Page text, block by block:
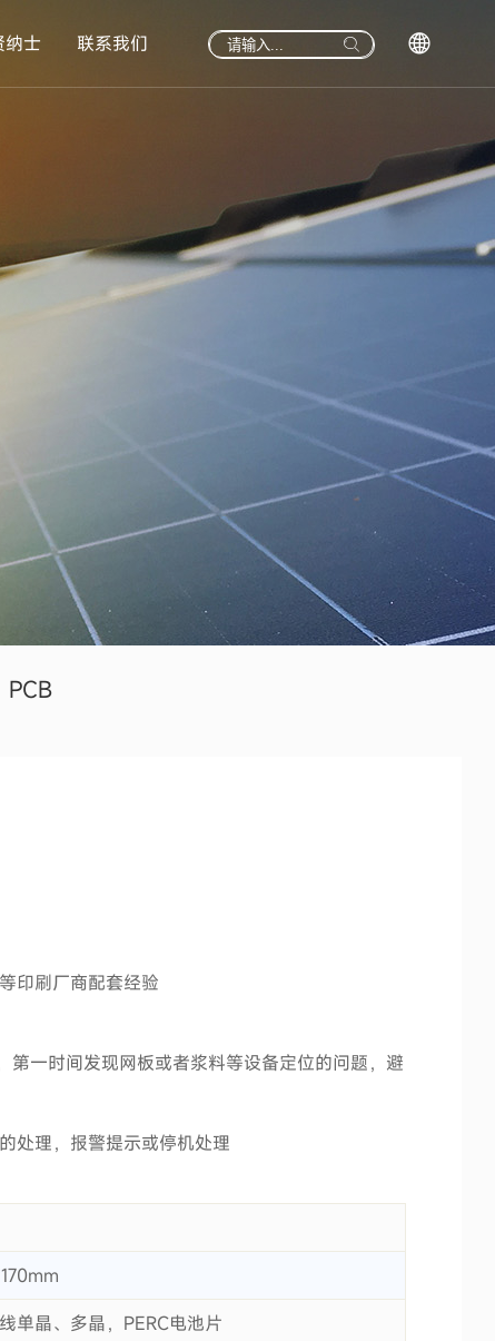
纳士 联系我们
PCB
印刷厂商配套经验
一时间发现网板或者浆料等设备定位的问题，避
处理，报警提示或停机处理
单晶、多晶，PERC电池片